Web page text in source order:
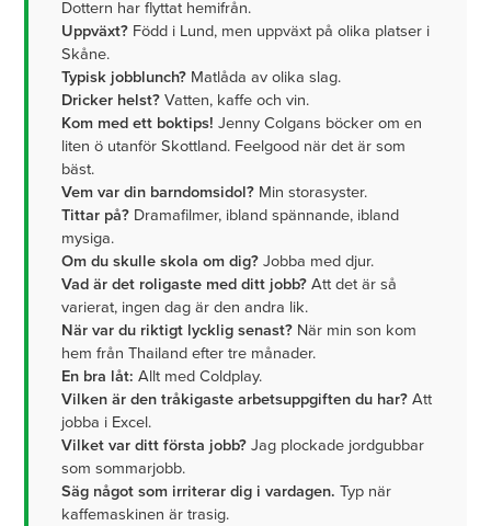
Dottern har flyttat hemifrån.
Uppväxt? Född i Lund, men uppväxt på olika platser i
Skåne.
Typisk jobblunch? Matlåda av olika slag.
Dricker helst? Vatten, kaffe och vin.
Kom med ett boktips! Jenny Colgans böcker om en
liten ö utanför Skottland. Feelgood när det är som
bäst.
Vem var din barndomsidol? Min storasyster.
Tittar på? Dramafilmer, ibland spännande, ibland
mysiga.
Om du skulle skola om dig? Jobba med djur.
Vad är det roligaste med ditt jobb? Att det är så
varierat, ingen dag är den andra lik.
När var du riktigt lycklig senast? När min son kom
hem från Thailand efter tre månader.
En bra låt: Allt med Coldplay.
Vilken är den tråkigaste arbetsuppgiften du har? Att
jobba i Excel.
Vilket var ditt första jobb? Jag plockade jordgubbar
som sommarjobb.
Säg något som irriterar dig i vardagen. Typ när
kaffemaskinen är trasig.